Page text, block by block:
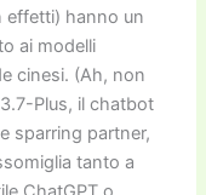
effetti) hanno un
ai modelli
cinesi. (Ah, non
Plus, il chatbot
sparring partner,
tanto a